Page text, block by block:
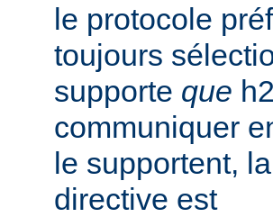
le protocole
toujours
supporte que
communiquer
le supportent,
directive est